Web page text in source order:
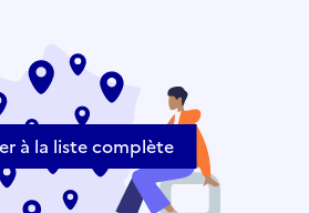
à la liste complète